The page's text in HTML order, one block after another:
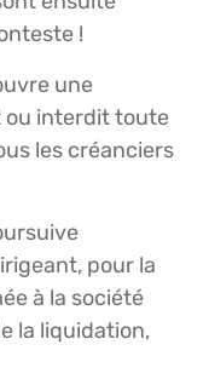
!
une
ou interdit toute
les créanciers
pour la
à la société
la liquidation,